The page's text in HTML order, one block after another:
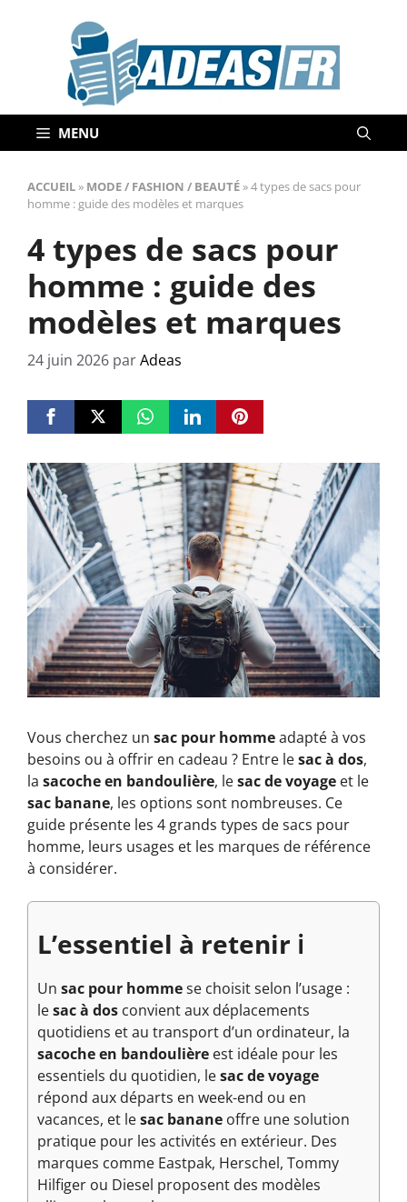
MENU
ACCUEIL» MODE / FASHION / BEAUTÉ»4 types de sacs pour
homme : guide des modèles et marques
4 types de sacs pour
homme : guide des
modèles et marques
24 juin 2026 parAdeas
Vous cherchez un sac pour hommeadapté à vos
besoins ou à offrir en cadeau ? Entre lesac à dos,
la sacoche en bandoulière, lesac de voyage et le
sac banane, les options sont nombreuses. Ce
guide présente les 4 grands types de sacs pour
homme, leurs usages et les marques de référence
à considérer.
L’essentiel à retenir ℹ️
Un sac pour hommese choisit selon l’usage :
lesac à dos convient aux déplacements
quotidiens et au transport d’un ordinateur, la
sacoche en bandoulière est idéale pour les
essentiels du quotidien, lesac de voyage
répond aux départs en week-end ou en
vacances, et lesac banane offre une solution
pratique pour les activités en extérieur. Des
marques comme Eastpak, Herschel, Tommy
Hilfiger ou Diesel proposent des modèles